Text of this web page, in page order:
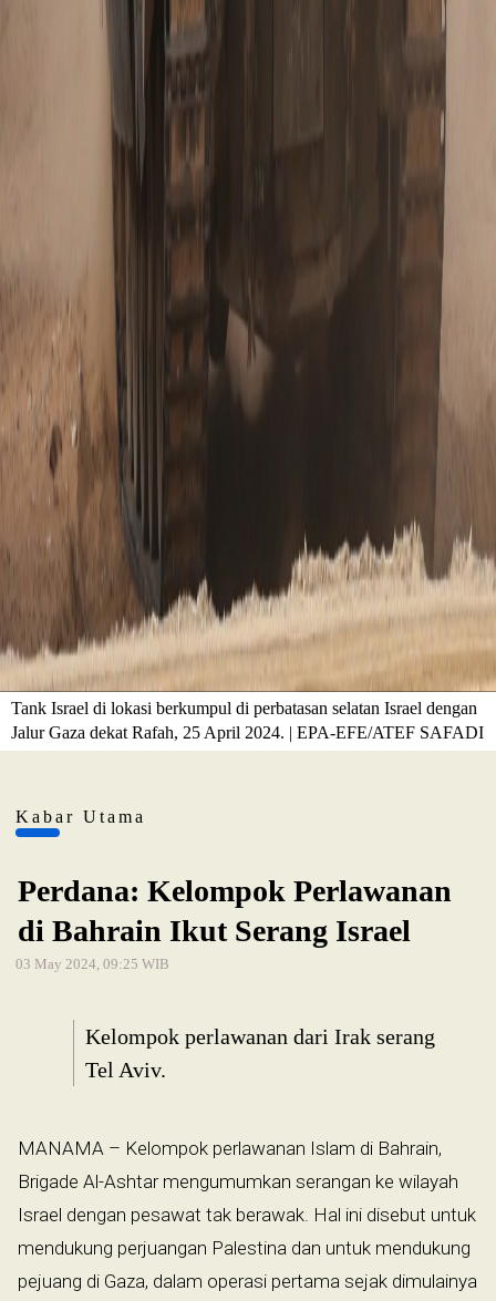
Tank Israel di lokasi berkumpul di perbatasan selatan Israel dengan
Jalur Gaza dekat Rafah, 25 April 2024. | EPA-EFE/ATEF SAFADI
Kabar Utama
Perdana: Kelompok Perlawanan
di Bahrain Ikut Serang Israel
03 May 2024, 09:25 WIB
Kelompok perlawanan dari Irak serang
Tel Aviv.
MANAMA – Kelompok perlawanan Islam di Bahrain,
Brigade Al-Ashtar mengumumkan serangan ke wilayah
Israel dengan pesawat tak berawak. Hal ini disebut untuk
mendukung perjuangan Palestina dan untuk mendukung
pejuang di Gaza, dalam operasi pertama sejak dimulainya